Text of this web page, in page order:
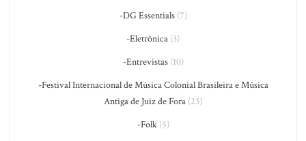
-DG Essentials(7)
-Eletrônica (3)
-Entrevistas(10)
-Festival Internacional de Música Colonial Brasileira e Música
Antiga de Juiz de Fora (23)
-Folk(5)